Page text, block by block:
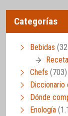
Categorías
Bebidas
Chefs (703)
Diccionario
Dónde
Enología